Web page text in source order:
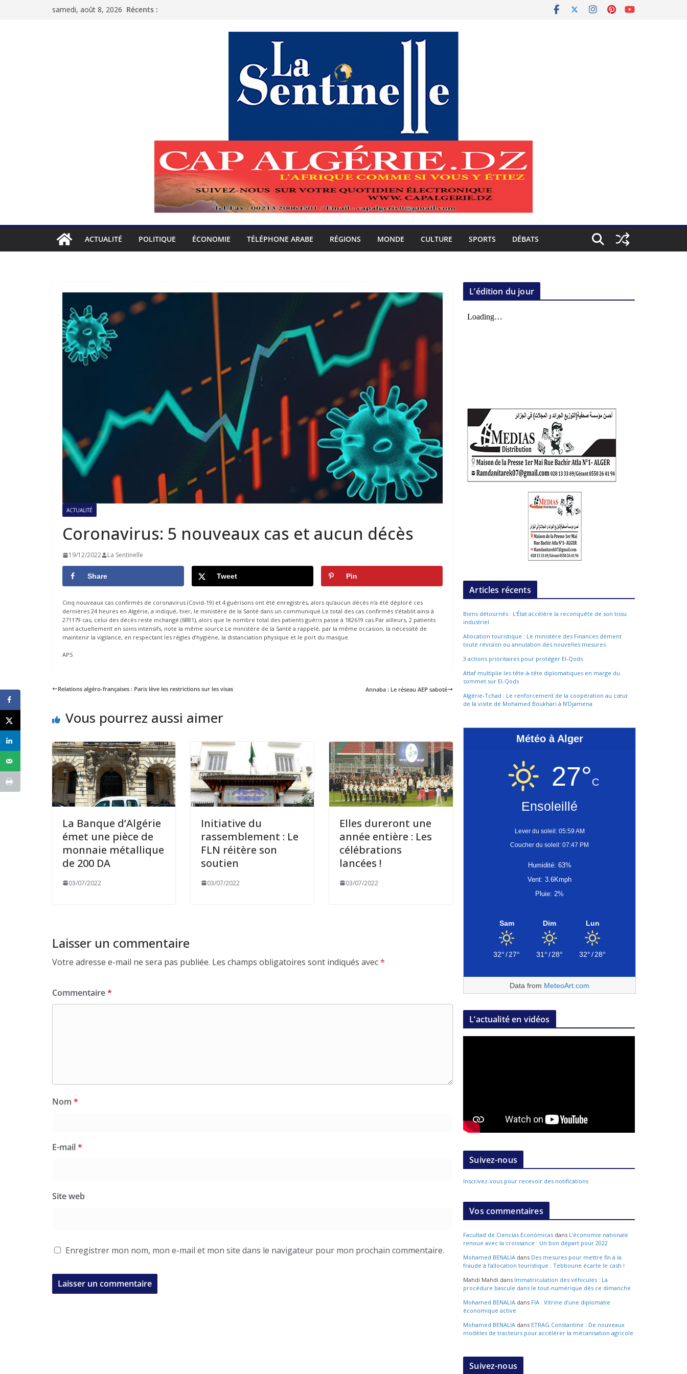
samedi, août 8, 2026 Récents :
ACTUALITÉ POLITIQUE ÉCONOMIE TÉLÉPHONE ARABE RÉGIONS MONDE CULTURE SPORTS DÉBATS
ACTUALITÉ
Coronavirus: 5 nouveaux cas et aucun décès
19/12/2022 La Sentinelle
Share Tweet Pin
Cinq nouveaux cas confirmés de coronavirus (Covid-19) et 4 guérisons ont été enregistrés, alors qu’aucun décès n’a été déploré ces
dernières 24 heures en Algérie, a indiqué, hier, le ministère de la Santé dans un communiqué.Le total des cas confirmés s’établit ainsi à
271179 cas, celui des décès reste inchangé (6881), alors que le nombre total des patients guéris passe à 182619 cas.Par ailleurs, 2 patients
sont actuellement en soins intensifs, note la même source.Le ministère de la Santé a rappelé, par la même occasion, la nécessité de
maintenir la vigilance, en respectant les règles d’hygiène, la distanciation physique et le port du masque.
APS
Relations algéro-françaises : Paris lève les restrictions sur les visas Annaba : Le réseau AEP saboté
Vous pourrez aussi aimer
La Banque d’Algérie
émet une pièce de
monnaie métallique
de 200 DA
03/07/2022
Initiative du
rassemblement : Le
FLN réitère son
soutien
03/07/2022
Elles dureront une
année entière : Les
célébrations
lancées !
03/07/2022
Laisser un commentaire
Votre adresse e-mail ne sera pas publiée. Les champs obligatoires sont indiqués avec*
Commentaire*
Nom *
E-mail*
Site web
Enregistrer mon nom, mon e-mail et mon site dans le navigateur pour mon prochain commentaire.
L’édition du jour
Articles récents
Biens détournés : L’État accélère la reconquête de son tissu
industriel
Allocation touristique : Le ministère des Finances dément
toute révision ou annulation des nouvelles mesures
3 actions prioritaires pour protéger El-Qods
Attaf multiplie les tête-à-tête diplomatiques en marge du
sommet sur El-Qods
Algérie-Tchad : Le renforcement de la coopération au cœur
de la visite de Mohamed Boukhari à N’Djamena
Météo à Alger
27°C
Ensoleillé
Lever du soleil: 05:59 AM
Coucher du soleil: 07:47 PM
Humidité: 63%
Vent: 3.6Kmph
Pluie: 2%
Sam
32°/27°
Dim
31°/28°
Lun
32°/28°
Data from MeteoArt.com
L’actualité en vidéos
Suivez-nous
Inscrivez-vous pour recevoir des notifications
Vos commentaires
Facultad de Ciencias Económicas dans L’économie nationale
renoue avec la croissance : Un bon départ pour 2022
Mohamed BENALIA dans Des mesures pour mettre fin à la
fraude à l’allocation touristique : Tebboune écarte le cash !
Mahdi Mahdi dans Immatriculation des véhicules : La
procédure bascule dans le tout-numérique dès ce dimanche
Mohamed BENALIA dans FIA : Vitrine d’une diplomatie
économique active
Mohamed BENALIA dans ETRAG Constantine : De nouveaux
modèles de tracteurs pour accélérer la mécanisation agricole
Suivez-nous